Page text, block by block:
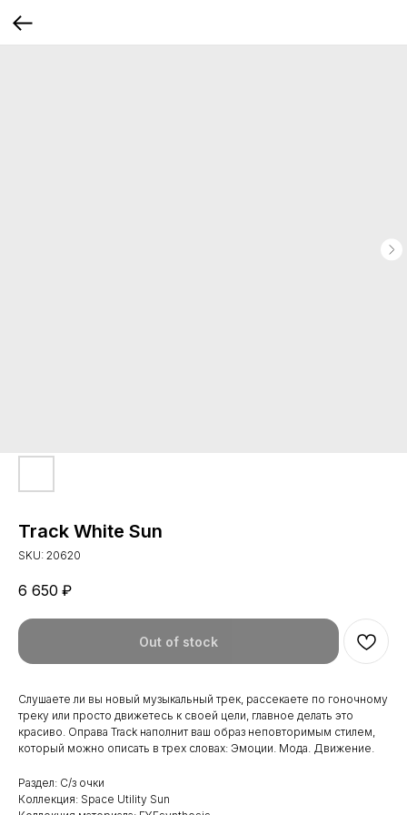
Track White Sun
SKU: 20620
6 650 ₽
Out of stock
Слушаете ли вы новый музыкальный трек, рассекаете по гоночному
треку или просто движетесь к своей цели, главное делать это
красиво. Оправа Track наполнит ваш образ неповторимым стилем,
который можно описать в трех словах: Эмоции. Мода. Движение.
Раздел: С/з очки
Коллекция: Space Utility Sun